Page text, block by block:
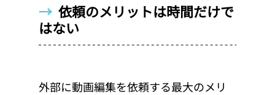
→ 依頼のメリットは時間だけで
はない
外部に動画編集を依頼する最大のメリ